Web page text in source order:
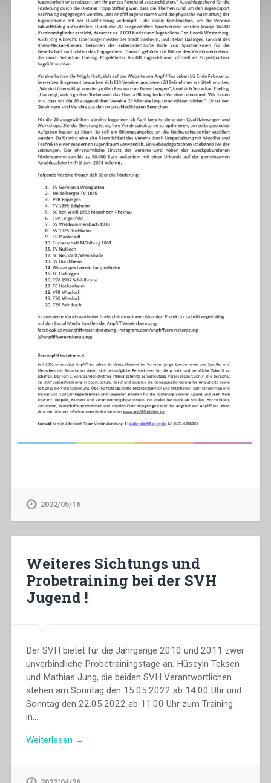
2022/05/16
Weiteres Sichtungs und
Probetraining bei der SVH
Jugend !
Der SVH bietet für die Jahrgänge 2010 und 2011 zwei
unverbindliche Probetrainingstage an. Hüseyin Teksen
und Mathias Jung, die beiden SVH Verantwortlichen
stehen am Sonntag den 15.05.2022 ab 14.00 Uhr und
Sonntag den 22.05.2022 ab 11.00 Uhr zum Training
in…
Weiterlesen →